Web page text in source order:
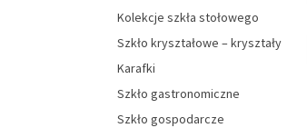
Kolekcje szkła stołowego
Szkło kryształowe – kryształy
Karafki
Szkło gastronomiczne
Szkło gospodarcze